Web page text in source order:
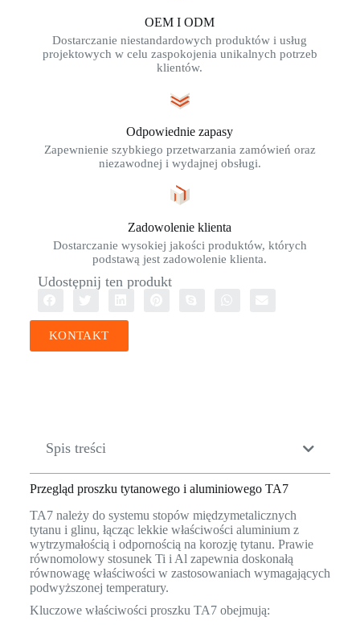
OEM I ODM
Dostarczanie niestandardowych produktów i usług
projektowych w celu zaspokojenia unikalnych potrzeb
klientów.
Odpowiednie zapasy
Zapewnienie szybkiego przetwarzania zamówień oraz
niezawodnej i wydajnej obsługi.
Zadowolenie klienta
Dostarczanie wysokiej jakości produktów, których
podstawą jest zadowolenie klienta.
Udostępnij ten produkt
KONTAKT
Spis treści
Przegląd proszku tytanowego i aluminiowego TA7
TA7 należy do systemu stopów międzymetalicznych
tytanu i glinu, łącząc lekkie właściwości aluminium z
wytrzymałością i odpornością na korozję tytanu. Prawie
równomolowy stosunek Ti i Al zapewnia doskonałą
równowagę właściwości w zastosowaniach wymagających
podwyższonej temperatury.
Kluczowe właściwości proszku TA7 obejmują: